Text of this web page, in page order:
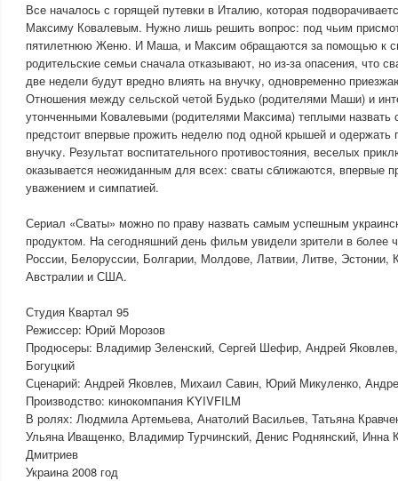
Все началось с горящей путевки в Италию, которая
Максиму Ковалевым. Нужно лишь решить вопрос: под чьим
пятилетнюю Женю. И Маша, и Максим обращаются за помощью к
родительские семьи сначала отказывают, но из-за опасения, что
две недели будут вредно влиять на внучку, одновременно
Отношения между сельской четой Будько (родителями Маши) и
утонченными Ковалевыми (родителями Максима) теплыми назвать
предстоит впервые прожить неделю под одной крышей и одержать
внучку. Результат воспитательного противостояния, веселых
оказывается неожиданным для всех: сваты сближаются, впервые
уважением и симпатией.
Сериал «Сваты» можно по праву назвать самым успешным
продуктом. На сегодняшний день фильм увидели зрители в более
России, Белоруссии, Болгарии, Молдове, Латвии, Литве, Эстонии,
Австралии и США.
Студия Квартал 95
Режиссер: Юрий Морозов
Продюсеры: Владимир Зеленский, Сергей Шефир, Андрей
Богуцкий
Сценарий: Андрей Яковлев, Михаил Савин, Юрий Микуленко,
Производство: кинокомпания KYIVFILM
В ролях: Людмила Артемьева, Анатолий Васильев, Татьяна
Ульяна Иващенко, Владимир Турчинский, Денис Роднянский, Инна
Дмитриев
Украина 2008 год